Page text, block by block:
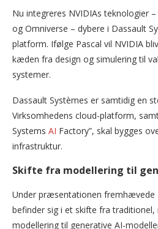
Nu integreres NVIDIAs teknologier –
og Omniverse – dybere i Dassault
platform. Ifølge Pascal vil NVIDIA
kæden fra design og simulering til
systemer.
Dassault Systèmes er samtidig en
Virksomhedens cloud-platform,
Systems AI Factory”, skal bygges
infrastruktur.
Skifte fra modellering til
Under præsentationen fremhævede
befinder sig i et skifte fra traditionel,
modellering til generative AI-